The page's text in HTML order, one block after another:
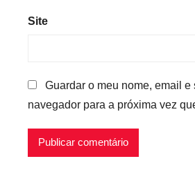
Site
Guardar o meu nome, email e
navegador para a próxima vez